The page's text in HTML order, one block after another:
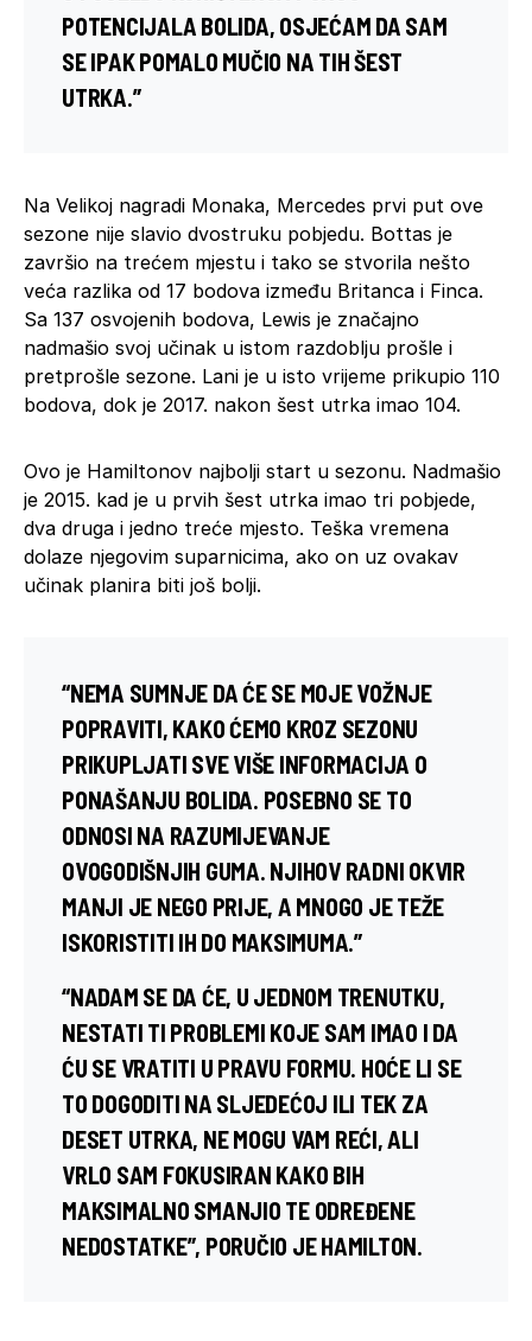
POTENCIJALA BOLIDA, OSJEĆAM DA SAM
SE IPAK POMALO MUČIO NA TIH ŠEST
UTRKA.”
Na Velikoj nagradi Monaka, Mercedes prvi put ove
sezone nije slavio dvostruku pobjedu. Bottas je
završio na trećem mjestu i tako se stvorila nešto
veća razlika od 17 bodova između Britanca i Finca.
Sa 137 osvojenih bodova, Lewis je značajno
nadmašio svoj učinak u istom razdoblju prošle i
pretprošle sezone. Lani je u isto vrijeme prikupio 110
bodova, dok je 2017. nakon šest utrka imao 104.
Ovo je Hamiltonov najbolji start u sezonu. Nadmašio
je 2015. kad je u prvih šest utrka imao tri pobjede,
dva druga i jedno treće mjesto. Teška vremena
dolaze njegovim suparnicima, ako on uz ovakav
učinak planira biti još bolji.
“NEMA SUMNJE DA ĆE SE MOJE VOŽNJE
POPRAVITI, KAKO ĆEMO KROZ SEZONU
PRIKUPLJATI SVE VIŠE INFORMACIJA O
PONAŠANJU BOLIDA. POSEBNO SE TO
ODNOSI NA RAZUMIJEVANJE
OVOGODIŠNJIH GUMA. NJIHOV RADNI OKVIR
MANJI JE NEGO PRIJE, A MNOGO JE TEŽE
ISKORISTITI IH DO MAKSIMUMA.”
“NADAM SE DA ĆE, U JEDNOM TRENUTKU,
NESTATI TI PROBLEMI KOJE SAM IMAO I DA
ĆU SE VRATITI U PRAVU FORMU. HOĆE LI SE
TO DOGODITI NA SLJEDEĆOJ ILI TEK ZA
DESET UTRKA, NE MOGU VAM REĆI, ALI
VRLO SAM FOKUSIRAN KAKO BIH
MAKSIMALNO SMANJIO TE ODREĐENE
NEDOSTATKE”, PORUČIO JE HAMILTON.